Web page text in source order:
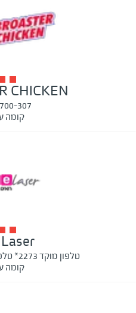
CHICKEN
307
קומה
טלפון מוקד 2273* טלפון סניף 03-9290666
קומה